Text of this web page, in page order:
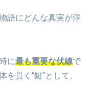
語にどんな真実が浮
に最も重要な伏線で
貫く“鍵”として、